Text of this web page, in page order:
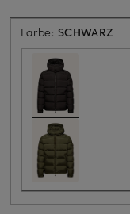
Farbe: SCHWARZ